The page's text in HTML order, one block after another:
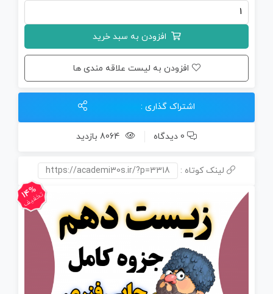
جزوه
کامل
دهم
عدد
افزودن به سبد خرید
افزودن به لیست علاقه مندی ها
اشتراک گذاری :
0 دیدگاه 8064 بازدید
لینک کوتاه : https://academi30s.ir/?p=3318
14%
تخفیف